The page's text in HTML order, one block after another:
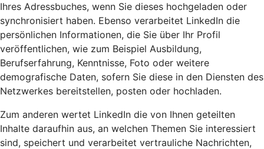
Ihres Adressbuches, wenn Sie dieses hochgeladen oder
synchronisiert haben. Ebenso verarbeitet LinkedIn die
persönlichen Informationen, die Sie über Ihr Profil
veröffentlichen, wie zum Beispiel Ausbildung,
Berufserfahrung, Kenntnisse, Foto oder weitere
demografische Daten, sofern Sie diese in den Diensten des
Netzwerkes bereitstellen, posten oder hochladen.
Zum anderen wertet LinkedIn die von Ihnen geteilten
Inhalte daraufhin aus, an welchen Themen Sie interessiert
sind, speichert und verarbeitet vertrauliche Nachrichten,